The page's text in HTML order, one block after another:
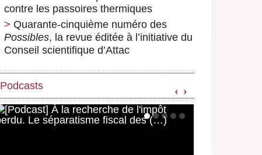
contre les passoires thermiques
Quarante-cinquième numéro des
Possibles, la revue éditée à l’initiative du
Conseil scientifique d’Attac
Podcasts ‹ ›